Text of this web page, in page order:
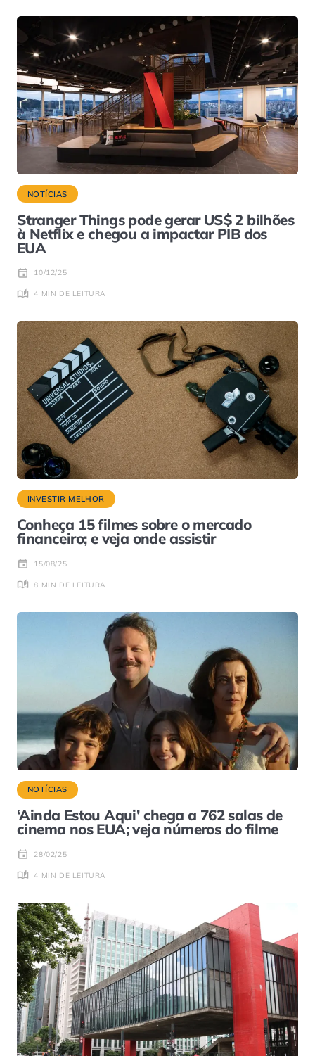
NOTÍCIAS
Stranger Things pode gerar US$ 2 bilhões
à Netflix e chegou a impactar PIB dos
EUA
10/12/25
4 MIN DE LEITURA
INVESTIR MELHOR
Conheça 15 filmes sobre o mercado
financeiro; e veja onde assistir
15/08/25
8 MIN DE LEITURA
NOTÍCIAS
‘Ainda Estou Aqui’ chega a 762 salas de
cinema nos EUA; veja números do filme
28/02/25
4 MIN DE LEITURA